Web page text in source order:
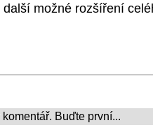
možné rozšíření
Buďte první...